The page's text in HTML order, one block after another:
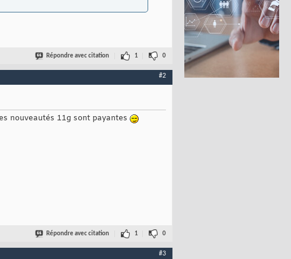
Répondre avec citation 1 0
#2
nouveautés 11g sont payantes
Répondre avec citation 1 0
#3